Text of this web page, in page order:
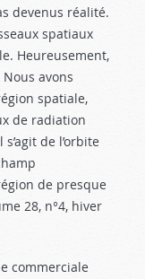
devenus réalité.
spatiaux
Heureusement,
avons
spatiale,
de radiation
de l’orbite
de presque
28, n°4, hiver
commerciale